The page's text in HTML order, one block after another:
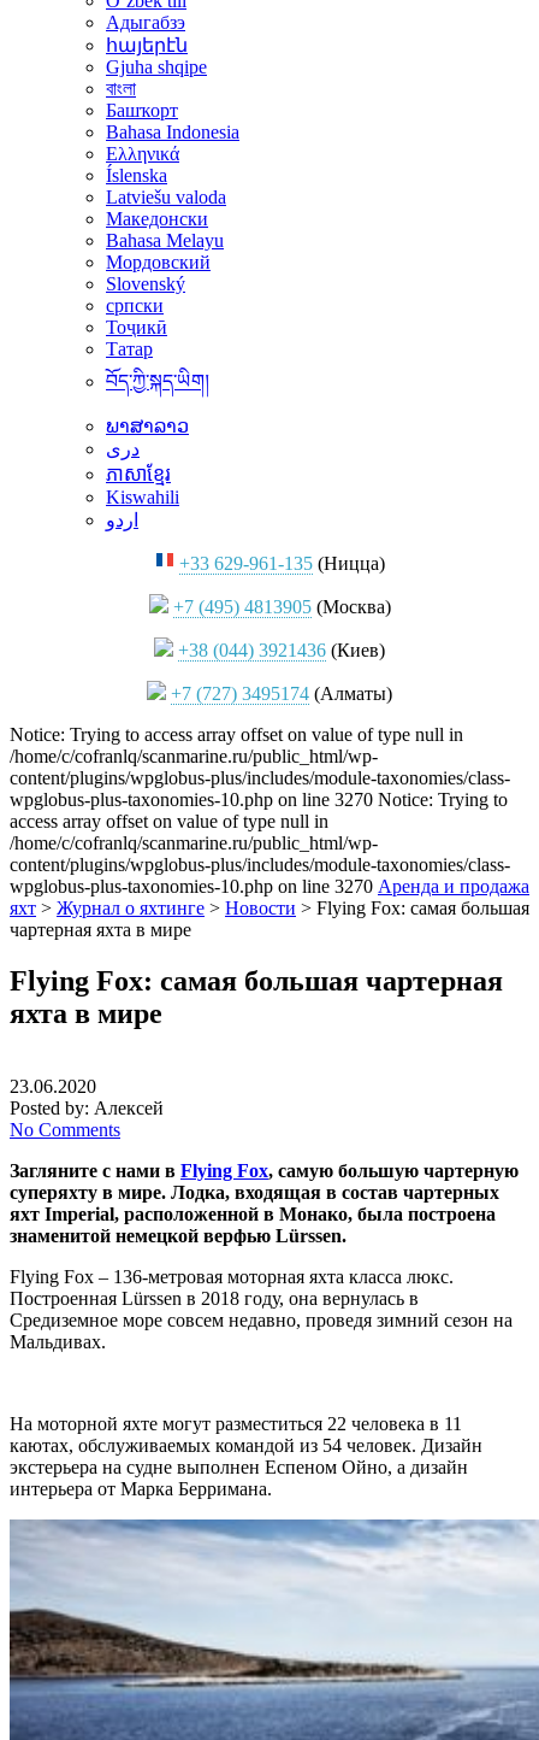
Адыгабзэ
հայերէն
Gjuha shqipe
বাংলা
Башҡорт
Bahasa Indonesia
Ελληνικά
Íslenska
Latviešu valoda
Македонски
Bahasa Melayu
Мордовский
Slovenský
српски
Тоҷикӣ
Татар
བོད་ཀྱི་སྐད་ཡིག།
ພາສາລາວ
دری
ភាសាខ្មែរ
Kiswahili
اردو
+33 629-961-135(Ницца)
+7 (495) 4813905(Москва)
+38 (044) 3921436 (Киев)
+7 (727) 3495174 (Алматы)
Notice: Trying to access array offset on value of type null in
/home/c/cofranlq/scanmarine.ru/public_html/wp-
content/plugins/wpglobus-plus/includes/module-taxonomies/class-
wpglobus-plus-taxonomies-10.php on line 3270 Notice: Trying to
access array offset on value of type null in
/home/c/cofranlq/scanmarine.ru/public_html/wp-
content/plugins/wpglobus-plus/includes/module-taxonomies/class-
wpglobus-plus-taxonomies-10.php on line 3270 Аренда и продажа
яхт > Журнал о яхтинге > Новости > Flying Fox: самая большая
чартерная яхта в мире
Flying Fox: самая большая чартерная
яхта в мире
23.06.2020
Posted by: Алексей
No Comments
Загляните с нами в Flying Fox, самую большую чартерную
суперяхту в мире. Лодка, входящая в состав чартерных
яхт Imperial, расположенной в Монако, была построена
знаменитой немецкой верфью Lürssen.
Flying Fox – 136-метровая моторная яхта класса люкс.
Построенная Lürssen в 2018 году, она вернулась в
Средиземное море совсем недавно, проведя зимний сезон на
Мальдивах.
На моторной яхте могут разместиться 22 человека в 11
каютах, обслуживаемых командой из 54 человек. Дизайн
экстерьера на судне выполнен Еспеном Ойно, а дизайн
интерьера от Марка Берримана.